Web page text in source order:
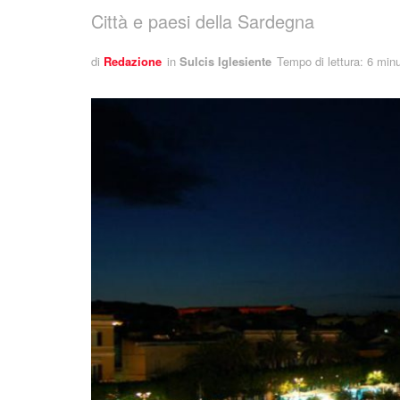
Città e paesi della Sardegna
di Redazione in Sulcis Iglesiente Tempo di lettura: 6